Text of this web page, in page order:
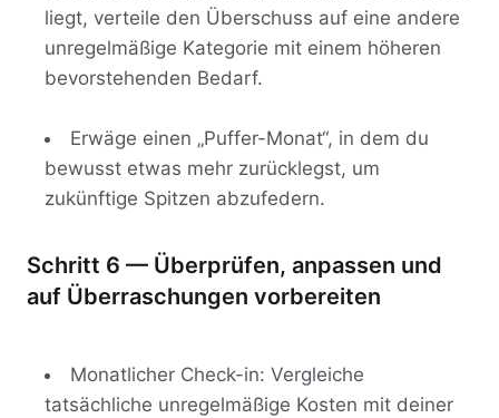
liegt, verteile den Überschuss auf eine andere
unregelmäßige Kategorie mit einem höheren
bevorstehenden Bedarf.
Erwäge einen „Puffer-Monat“, in dem du
bewusst etwas mehr zurücklegst, um
zukünftige Spitzen abzufedern.
Schritt 6 — Überprüfen, anpassen und
auf Überraschungen vorbereiten
Monatlicher Check-in: Vergleiche
tatsächliche unregelmäßige Kosten mit deiner